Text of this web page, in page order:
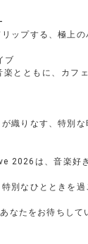
ップする、極上
ブ
とともに、カフ
織りなす、特別
2026は、音楽好
別なひとときを過
なたをお待ちして